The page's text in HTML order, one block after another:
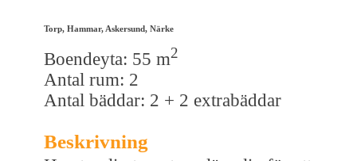
Torp, Hammar, Askersund, Närke
Boendeyta: 55 m2
Antal rum: 2
Antal bäddar: 2 + 2 extrabäddar
Beskrivning